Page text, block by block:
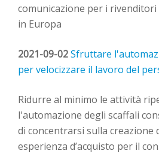
comunicazione per i
in Europa
2021-09-02Sfruttare
per velocizzare il lavoro del
Ridurre al minimo le attività
l'automazione degli scaffali
di concentrarsi sulla creazione
esperienza d’acquisto per il